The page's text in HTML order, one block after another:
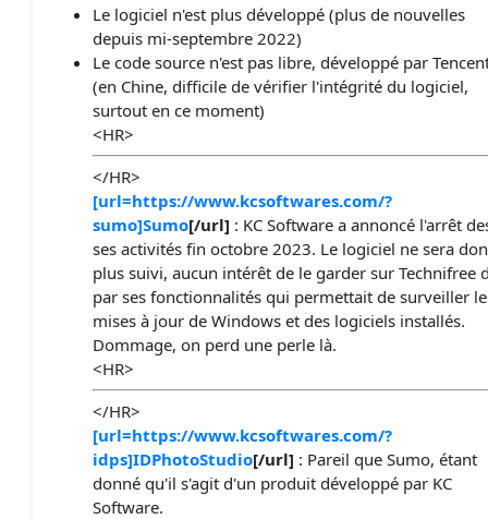
Le logiciel n'est plus développé (plus de nouvelles
depuis mi-septembre 2022)
Le code source n'est pas libre, développé par
(en Chine, difficile de vérifier l'intégrité du logiciel,
surtout en ce moment)
<HR>
</HR>
[url=https://www.kcsoftwares.com/?
sumo]Sumo[/url] : KC Software a annoncé l'arrêt
ses activités fin octobre 2023. Le logiciel ne sera
plus suivi, aucun intérêt de le garder sur Technifree
par ses fonctionnalités qui permettait de surveiller
mises à jour de Windows et des logiciels installés.
Dommage, on perd une perle là.
<HR>
</HR>
[url=https://www.kcsoftwares.com/?
idps]IDPhotoStudio[/url] : Pareil que Sumo, étant
donné qu'il s'agit d'un produit développé par KC
Software.